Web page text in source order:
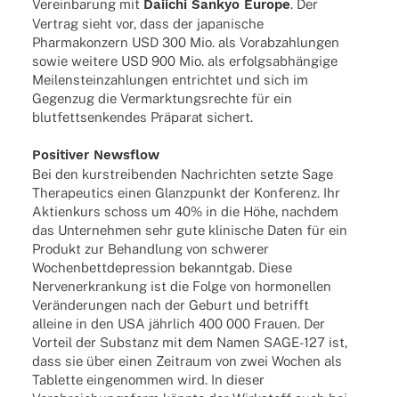
Verein­ba­rung mit Daii­chi Sankyo Europe. Der
Vertrag sieht vor, dass der japa­ni­sche
Phar­ma­kon­zern USD 300 Mio. als Vorab­zah­lun­gen
sowie weitere USD 900 Mio. als erfolgsabhängige
Meilen­stein­zah­lun­gen entrich­tet und sich im
Gegen­zug die Vermark­tungs­rechte für ein
blut­fett­sen­ken­des Präparat sichert.
Posi­ti­ver Newsflow
Bei den kurs­trei­ben­den Nach­rich­ten setzte Sage
Thera­peu­tics einen Glanz­punkt der Konfe­renz. Ihr
Akti­en­kurs schoss um 40% in die Höhe, nach­dem
das Unter­neh­men sehr gute klini­sche Daten für ein
Produkt zur Behand­lung von schwe­rer
Wochen­bett­de­pres­sion bekannt­gab. Diese
Nerven­er­kran­kung ist die Folge von hormo­nel­len
Veränderungen nach der Geburt und betrifft
alleine in den USA jährlich 400 000 Frauen. Der
Vorteil der Substanz mit dem Namen SAGE-127 ist,
dass sie über einen Zeit­raum von zwei Wochen als
Tablette einge­nom­men wird. In dieser